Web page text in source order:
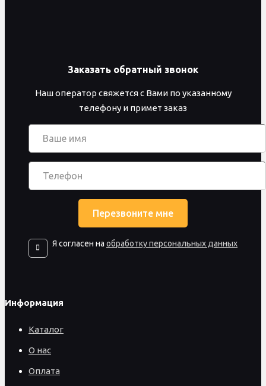
Заказать обратный звонок
Наш оператор свяжется с Вами по указанному
телефону и примет заказ
Я согласен на обработку персональных данных
Информация
Каталог
О нас
Оплата